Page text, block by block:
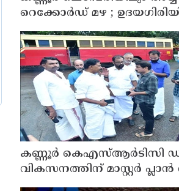
റെക്കോർഡ് മഴ ;
ഉരുൾപൊട്ടൽ; 13 പേരെ
കണ്ണൂർ കെഎസ്ആർടിസി
വികസനത്തിന് മാസ്റ്റർ പ്ലാൻ
സമർപ്പിക്കും : ടി ഒ